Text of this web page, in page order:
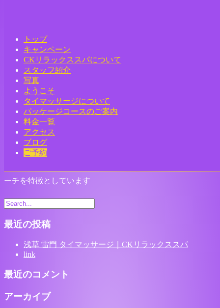
Toggle navigation
トップ
キャンペーン
CKリラックススパについて
スタッフ紹介
写真
ようこそ
タイマッサージについて
パッケージコースのご案内
料金一覧
アクセス
ブログ
ご予約
タイ古式マッサージは、タイに古くから伝わる伝統的な治療
ーチを特徴としています
最近の投稿
浅草 雷門 タイマッサージ｜CKリラックススパ
link
最近のコメント
アーカイブ